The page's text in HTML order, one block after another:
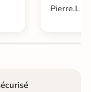
Pierre.L -